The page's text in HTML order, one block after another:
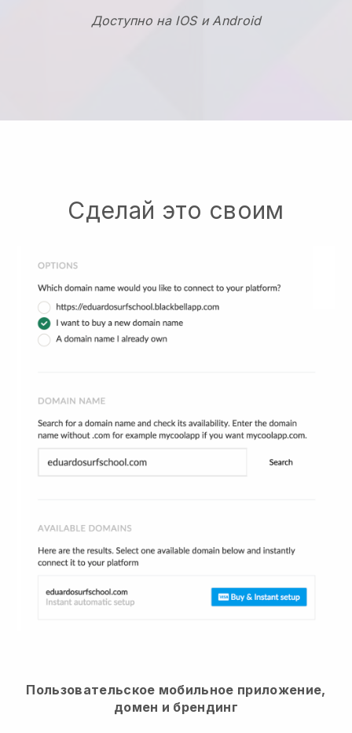
Доступно на IOS и Android
Сделай это своим
Пользовательское мобильное приложение,
домен и брендинг